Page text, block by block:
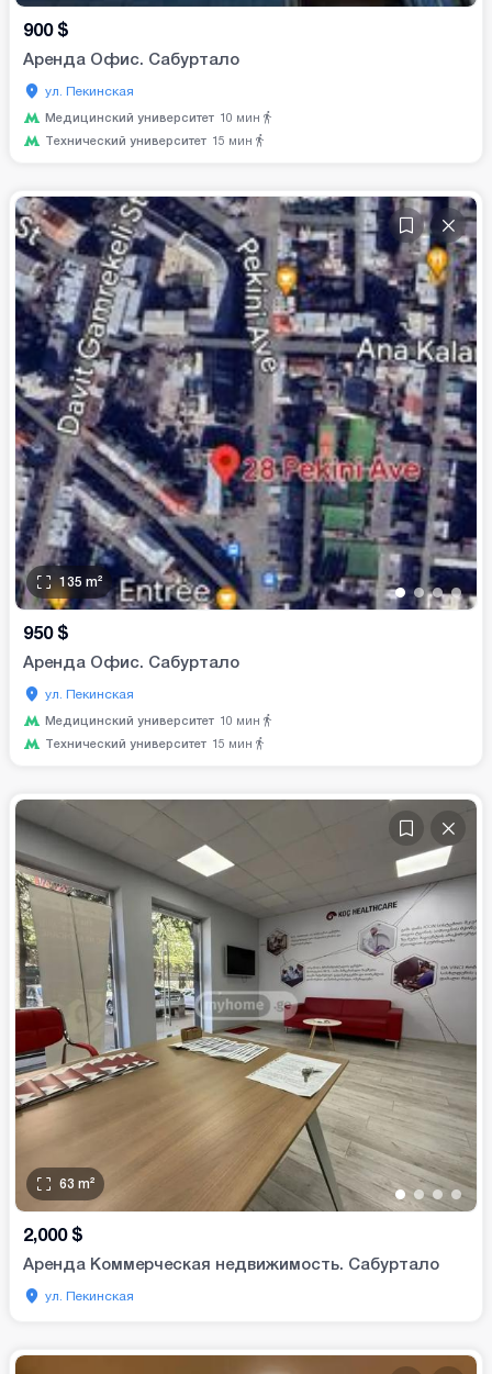
900 $
Аренда Офис. Сабуртало
ул. Пекинская
Медицинский университет 10 мин
Технический университет 15 мин
••••
135 m²
950 $
Аренда Офис. Сабуртало
ул. Пекинская
Медицинский университет 10 мин
Технический университет 15 мин
••• •
63 m²
2,000 $
Аренда Коммерческая недвижимость. Сабуртало
ул. Пекинская